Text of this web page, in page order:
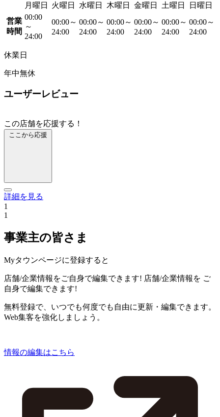
月曜日
火曜日 水曜日 木曜日 金曜日 土曜日
日曜日
営業
時間
00:00
～
24:00
00:00～
24:00
00:00～
24:00
00:00～
24:00
00:00～
24:00
00:00～
24:00
00:00～
24:00
休業日
年中無休
ユーザーレビュー
この店舗を応援する！
ここから応援
詳細を見る
1
1
事業主の皆さま
Myタウンページに登録すると
店舗/企業情報をご自身で編集できます! 店舗/企業情報を ご
自身で編集できます!
無料登録で、いつでも何度でも自由に更新・編集できます。
Web集客を強化しましょう。
情報の編集はこちら